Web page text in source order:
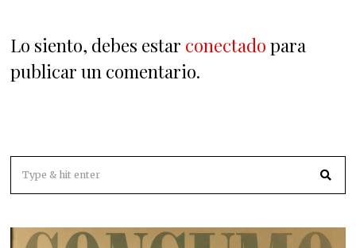
Lo siento, debes estar conectado para
publicar un comentario.